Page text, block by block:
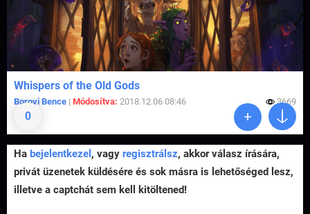
0
Whispers of the Old Gods
Borovi Bence | Módosítva: 2018.12.06 08:46 3669
Ha bejelentkezel , vagy regisztrálsz, akkor válasz írására,
privát üzenetek küldésére és sok másra is lehetőséged lesz,
illetve a captchát sem kell kitöltened!